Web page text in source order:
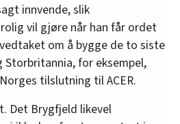
innvende, slik
vil gjøre når han får ordet
om å bygge de to siste
Storbritannia, for eksempel,
tilslutning til ACER.
Det Brygfjeld likevel